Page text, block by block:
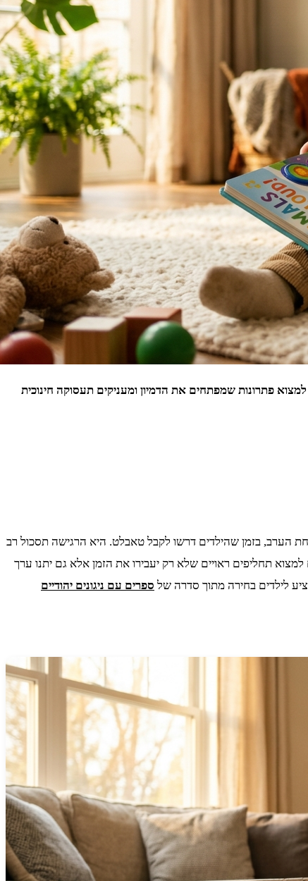
פתרונות שמפתחים את הדמיון ומעניקים תעסוקה חינוכית
הערב, בזמן שהילדים דרשו לקבל טאבלט. היא הרגישה תסכול רב
תחליפים ראויים שלא רק יעבירו את הזמן אלא גם יתנו ערך
לילדים בחירה מתוך סדרה של ספרים עם ניגונים יהודיים